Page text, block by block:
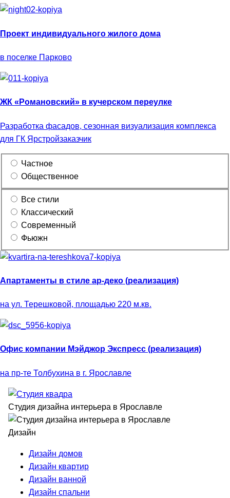
Проект индивидуального жилого дома
в поселке Парково
ЖК «Романовский» в кучерском переулке
Разработка фасадов, сезонная визуализация комплекса
для ГК Ярстройзаказчик
Частное
Общественное
Все стили
Классический
Современный
Фьюжн
Апартаменты в стиле ар-деко (реализация)
на ул. Терешковой, площадью 220 м.кв.
Офис компании Мэйджор Экспресс (реализация)
на пр-те Толбухина в г. Ярославле
Студия дизайна интерьера в Ярославле
Дизайн
Дизайн домов
Дизайн квартир
Дизайн ванной
Дизайн спальни